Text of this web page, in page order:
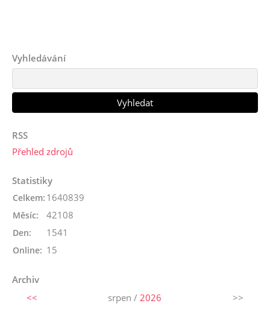
Vyhledávání
RSS
Přehled zdrojů
Statistiky
Online: 15
Celkem: 1640839
Měsíc: 42108
Den: 1541
Archiv
<<
srpen / 2026 >>